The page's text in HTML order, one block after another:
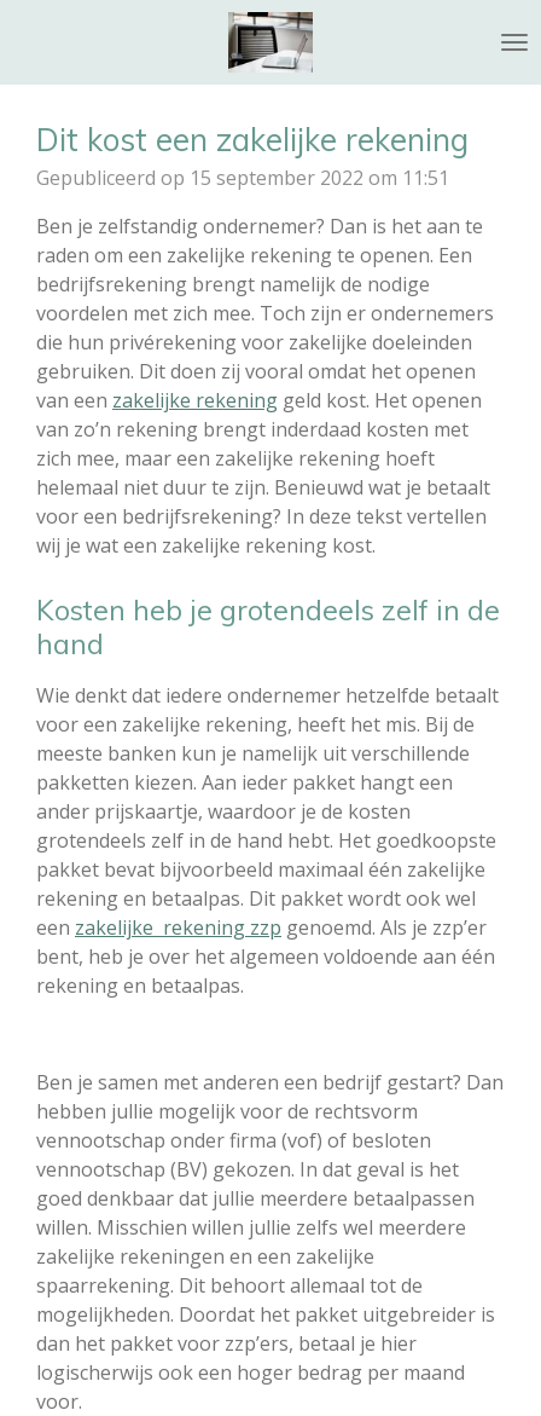
naar
hoofdinhoud
Dit kost een zakelijke rekening
Gepubliceerd op 15 september 2022 om 11:51
Ben je zelfstandig ondernemer? Dan is het aan te
raden om een zakelijke rekening te openen. Een
bedrijfsrekening brengt namelijk de nodige
voordelen met zich mee. Toch zijn er ondernemers
die hun privérekening voor zakelijke doeleinden
gebruiken. Dit doen zij vooral omdat het openen
van een zakelijke rekening geld kost. Het openen
van zo’n rekening brengt inderdaad kosten met
zich mee, maar een zakelijke rekening hoeft
helemaal niet duur te zijn. Benieuwd wat je betaalt
voor een bedrijfsrekening? In deze tekst vertellen
wij je wat een zakelijke rekening kost.
Kosten heb je grotendeels zelf in de
hand
Wie denkt dat iedere ondernemer hetzelfde betaalt
voor een zakelijke rekening, heeft het mis. Bij de
meeste banken kun je namelijk uit verschillende
pakketten kiezen. Aan ieder pakket hangt een
ander prijskaartje, waardoor je de kosten
grotendeels zelf in de hand hebt. Het goedkoopste
pakket bevat bijvoorbeeld maximaal één zakelijke
rekening en betaalpas. Dit pakket wordt ook wel
een zakelijke rekening zzp genoemd. Als je zzp’er
bent, heb je over het algemeen voldoende aan één
rekening en betaalpas.
Ben je samen met anderen een bedrijf gestart? Dan
hebben jullie mogelijk voor de rechtsvorm
vennootschap onder firma (vof) of besloten
vennootschap (BV) gekozen. In dat geval is het
goed denkbaar dat jullie meerdere betaalpassen
willen. Misschien willen jullie zelfs wel meerdere
zakelijke rekeningen en een zakelijke
spaarrekening. Dit behoort allemaal tot de
mogelijkheden. Doordat het pakket uitgebreider is
dan het pakket voor zzp’ers, betaal je hier
logischerwijs ook een hoger bedrag per maand
voor.